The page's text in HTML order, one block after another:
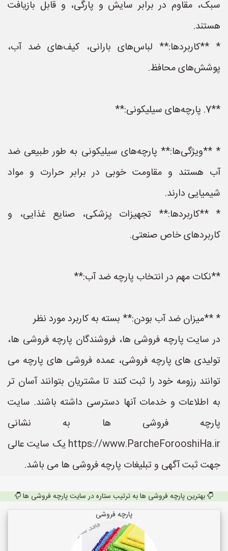
سبک، مقاوم در برابر سایش و پارگی، و قابل بازیافت
هستند.
* **کاربردها:** لباس‌های بارانی، کیف‌های ضد آب،
پوشش‌های محافظ.
**7. پارچه‌های سیلیکونی:**
* **ویژگی‌ها:** پارچه‌های سیلیکونی به طور طبیعی ضد
آب هستند و مقاومت خوبی در برابر حرارت و مواد
شیمیایی دارند.
* **کاربردها:** تجهیزات پزشکی، صنایع غذایی، و
کاربردهای خاص صنعتی.
**نکات مهم در انتخاب پارچه ضد آب:**
* **میزان ضد آب بودن:** بسته به کاربرد مورد نظر
در سایت پارچه فروشی ها، فروشندگان پارچه فروشی ها،
تولیدی های پارچه فروشی، عمده فروشی های پارچه می
توانند رزومه خود را ثبت کنند تا مشتریان بتوانند آسان تر
به اطلاعات و خدمات آنها دسترسی داشته باشند. سایت
پارچه فروشی ها به نشانی
https://www.ParcheForooshiHa.ir یک سایت عالی
جهت ثبت آگهی و تبلیغات پارچه فروشی ها می باشد.
بهترین پارچه فروشی ها به ترتیب ستاره در سایت پارچه فروشی ها
پارچه فروشی